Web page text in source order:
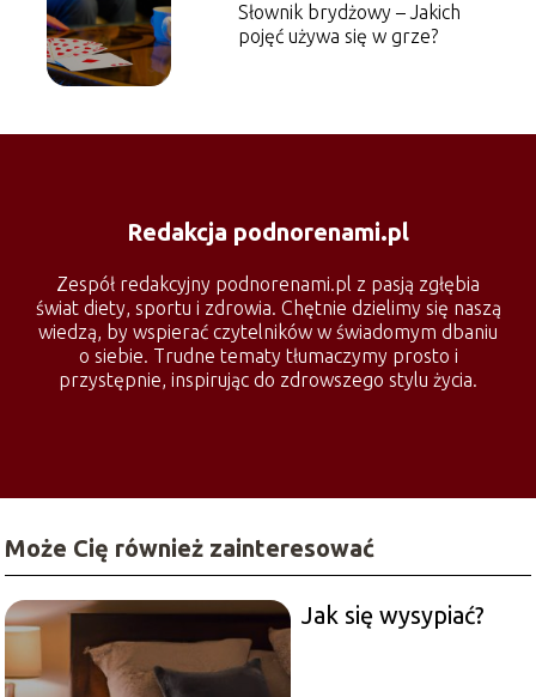
Słownik brydżowy – Jakich
pojęć używa się w grze?
Redakcja podnorenami.pl
Zespół redakcyjny podnorenami.pl z pasją zgłębia
świat diety, sportu i zdrowia. Chętnie dzielimy się naszą
wiedzą, by wspierać czytelników w świadomym dbaniu
o siebie. Trudne tematy tłumaczymy prosto i
przystępnie, inspirując do zdrowszego stylu życia.
Może Cię również zainteresować
Jak się wysypiać?